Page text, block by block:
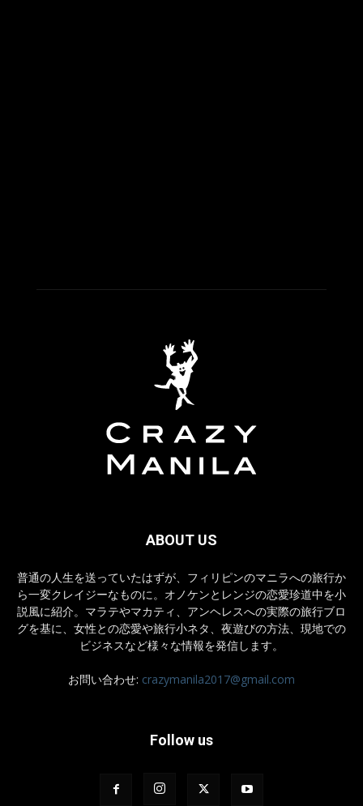
ABOUT US
普通の人生を送っていたはずが、フィリピンのマニラへの旅行か
ら一変クレイジーなものに。オノケンとレンジの恋愛珍道中を小
説風に紹介。マラテやマカティ、アンヘレスへの実際の旅行ブロ
グを基に、女性との恋愛や旅行小ネタ、夜遊びの方法、現地での
ビジネスなど様々な情報を発信します。
お問い合わせ: crazymanila2017@gmail.com
Follow us